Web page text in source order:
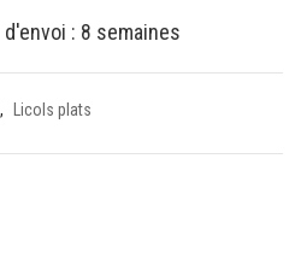
d'envoi : 8 semaines
, Licols plats